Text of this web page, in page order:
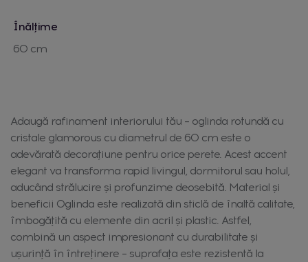
Înălțime
60 cm
Adaugă rafinament interiorului tău – oglinda rotundă cu
cristale glamorous cu diametrul de 60 cm este o
adevărată decorațiune pentru orice perete. Acest accent
elegant va transforma rapid livingul, dormitorul sau holul,
aducând strălucire și profunzime deosebită. Material și
beneficii Oglinda este realizată din sticlă de înaltă calitate,
îmbogățită cu elemente din acril și plastic. Astfel,
combină un aspect impresionant cu durabilitate și
ușurință în întreținere – suprafața este rezistentă la